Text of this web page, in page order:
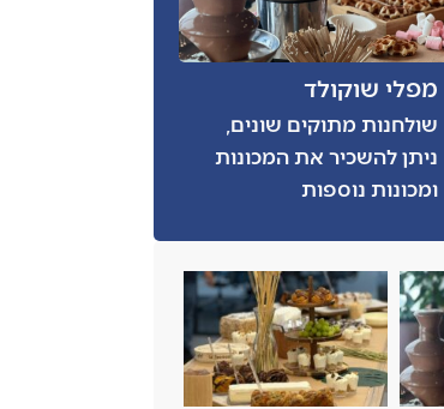
מפלי שוקולד
שולחנות מתוקים שונים,
ניתן להשכיר את המכונות
ומכונות נוספות